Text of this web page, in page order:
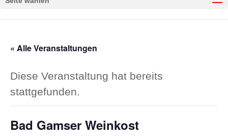
« Alle Veranstaltungen
Diese Veranstaltung hat bereits
stattgefunden.
Bad Gamser Weinkost